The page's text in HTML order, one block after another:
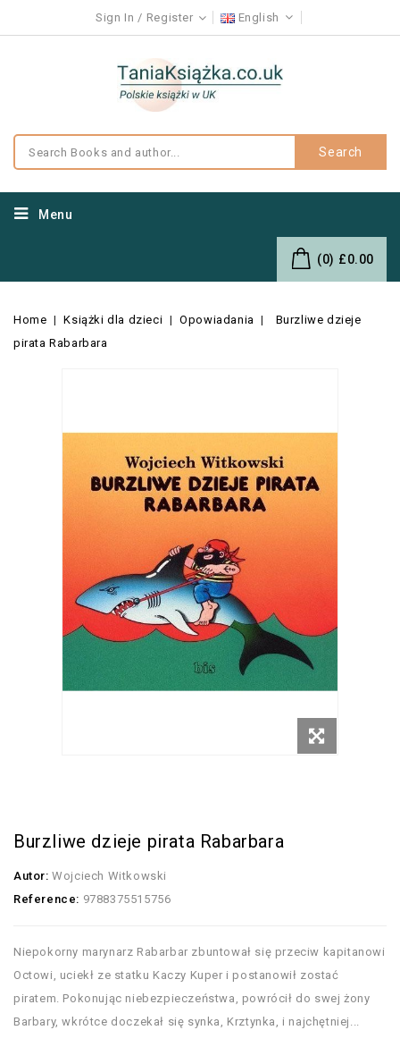
Sign In Register English
Search
Menu
(0) £0.00
Home Książki dla dzieci Opowiadania
Burzliwe dzieje
pirata Rabarbara
Burzliwe dzieje pirata Rabarbara
Autor: Wojciech Witkowski
Reference: 9788375515756
Niepokorny marynarz Rabarbar zbuntował się przeciw kapitanowi
Octowi, uciekł ze statku Kaczy Kuper i postanowił zostać
piratem. Pokonując niebezpieczeństwa, powrócił do swej żony
Barbary, wkrótce doczekał się synka, Krztynka, i najchętniej...